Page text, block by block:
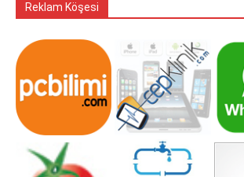
Reklam Köşesi